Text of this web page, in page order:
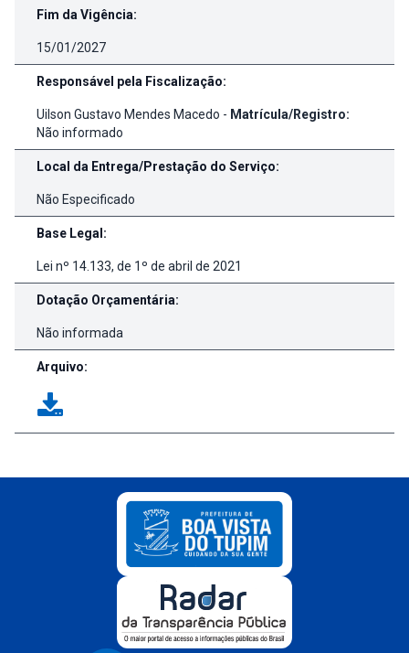
Fim da Vigência:
15/01/2027
Responsável pela Fiscalização:
Uilson Gustavo Mendes Macedo - Matrícula/Registro:
Não informado
Local da Entrega/Prestação do Serviço:
Não Especificado
Base Legal:
Lei nº 14.133, de 1º de abril de 2021
Dotação Orçamentária:
Não informada
Arquivo: